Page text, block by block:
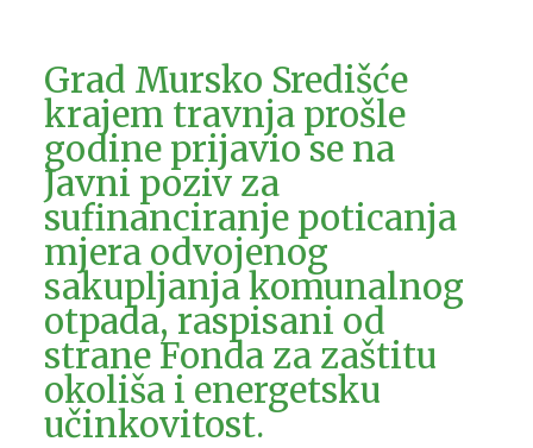
Grad Mursko Središće
krajem travnja prošle
godine prijavio se na
Javni poziv za
sufinanciranje poticanja
mjera odvojenog
sakupljanja komunalnog
otpada, raspisani od
strane Fonda za zaštitu
okoliša i energetsku
učinkovitost.